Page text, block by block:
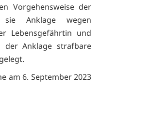
Vorgehensweise der
Anklage wegen
Lebensgefährtin und
der Anklage strafbare
am 6. September 2023